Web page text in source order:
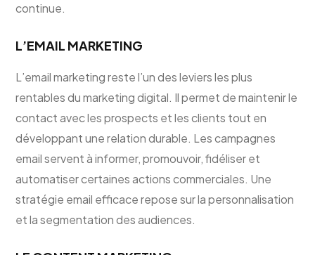
continue.
L’EMAIL MARKETING
L’email marketing reste l’un des leviers les plus
rentables du marketing digital. Il permet de maintenir le
contact avec les prospects et les clients tout en
développant une relation durable. Les campagnes
email servent à informer, promouvoir, fidéliser et
automatiser certaines actions commerciales. Une
stratégie email efficace repose sur la personnalisation
et la segmentation des audiences.